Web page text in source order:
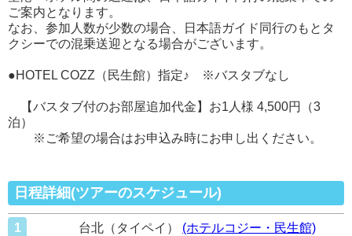
ご案内となります。
なお、参加人数が少数の場合、日本語ガイド同行のもとタ
クシーでの混乗送迎となる場合がございます。
●HOTEL COZZ（民生館）指定♪ ※バスタブなし
【バスタブ付のお部屋追加代金】お1人様 4,500円（3
泊）
※ご希望の場合はお申込み時にお申し出ください。
日程詳細(ツアーのスケジュール)
1 台北（タイペイ） (ホテルコジー・民生館)